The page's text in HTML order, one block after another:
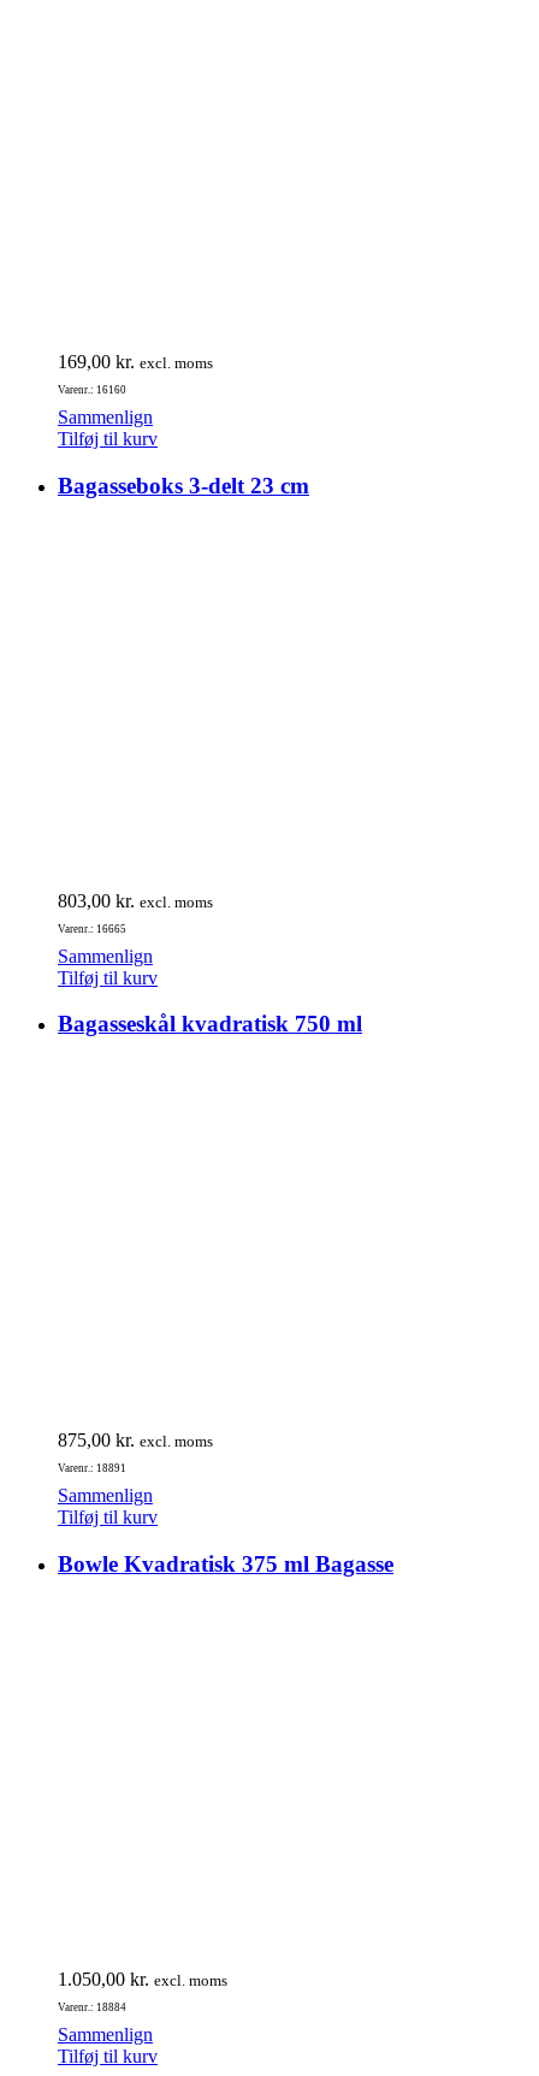
169,00 kr. excl. moms
Varenr.: 16160
Sammenlign
Tilføj til kurv
Bagasseboks 3-delt 23 cm
803,00 kr. excl. moms
Varenr.: 16665
Sammenlign
Tilføj til kurv
Bagasseskål kvadratisk 750 ml
875,00 kr. excl. moms
Varenr.: 18891
Sammenlign
Tilføj til kurv
Bowle Kvadratisk 375 ml Bagasse
1.050,00 kr. excl. moms
Varenr.: 18884
Sammenlign
Tilføj til kurv